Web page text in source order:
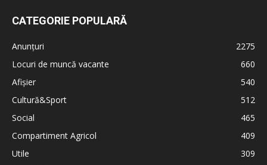
CATEGORIE POPULARĂ
Anunțuri
2275
Locuri de muncă vacante
660
Afișier
540
Cultură&Sport
512
Social
465
Compartiment Agricol
409
Utile
309